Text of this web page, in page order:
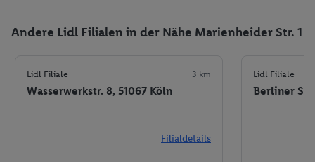
Andere Lidl Filialen in der Nähe Marienheider Str. 1
Lidl Filiale 3 km
Wasserwerkstr. 8, 51067 Köln
Filialdetails
Lidl Filiale
Berliner Str.